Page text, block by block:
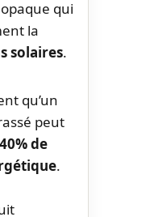
qui
la
solaires.
qu’un
peut
de
.